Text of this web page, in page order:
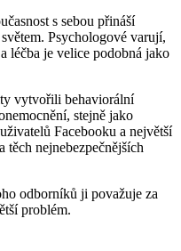
s sebou přináší
Psychologové varují,
léčba je velice podobná jako
vytvořili behaviorální
stejně jako
Facebooku a největší
nejnebezpečnějších
odborníků ji považuje za
problém.